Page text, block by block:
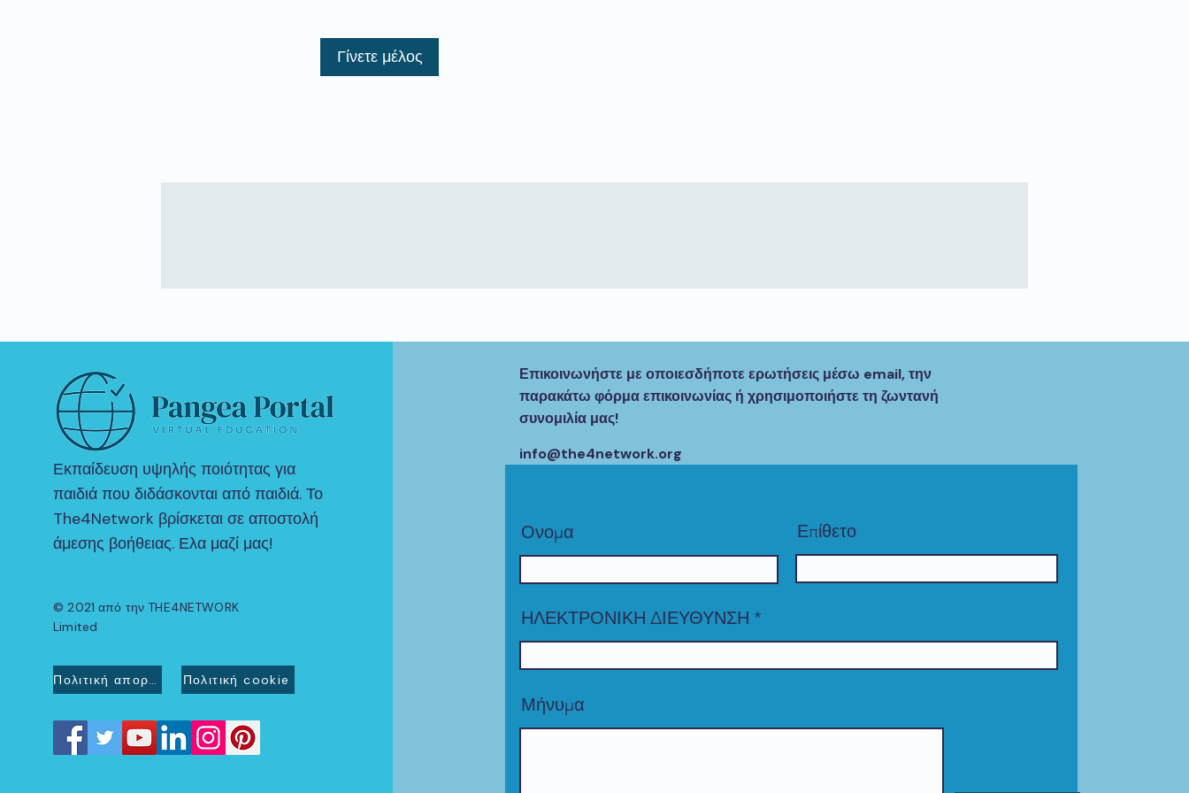
Γίνετε μέλος
Εκπαίδευση υψηλής ποιότητας για
παιδιά που διδάσκονται από παιδιά. Το
The4Network βρίσκεται σε αποστολή
άμεσης βοήθειας. Ελα μαζί μας!
© 2021 από την THE4NETWORK
Limited
Πολιτική απορρήτου Πολιτική cookie
Επικοινωνήστε με οποιεσδήποτε ερωτήσεις μέσω email, την
παρακάτω φόρμα επικοινωνίας ή χρησιμοποιήστε τη ζωντανή
συνομιλία μας!
info@the4network.org
Ονομα Επίθετο
ΗΛΕΚΤΡΟΝΙΚΗ ΔΙΕΥΘΥΝΣΗ
Μήνυμα